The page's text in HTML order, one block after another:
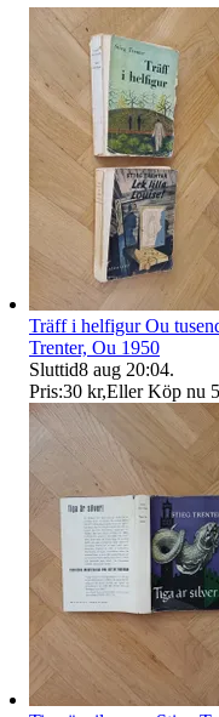
Träff i helfigur Ou
Trenter, Ou 1950
Sluttid8 aug 20:04.
Pris:30 kr,Eller Köp nu